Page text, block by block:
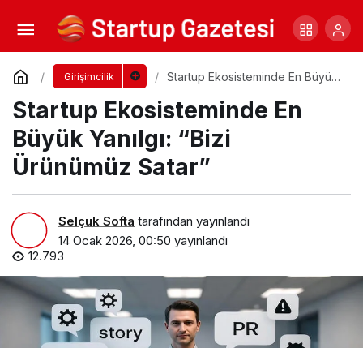
Girişimcilik
Startup Ekosisteminde En Büyük
Startup Ekosisteminde En
Büyük Yanılgı: “Bizi
Ürünümüz Satar”
Selçuk Softa tarafından yayınlandı
14 Ocak 2026, 00:50 yayınlandı
12.793
Üsküdar Üniversitesi Tv’nin Bu Haftaki
Konuğu Mürsel Ferhat Sağlam Oluyor
Yorum Yap Paylaş